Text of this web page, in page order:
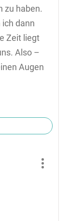
zu haben.
ich dann
Zeit liegt
Also –
Augen